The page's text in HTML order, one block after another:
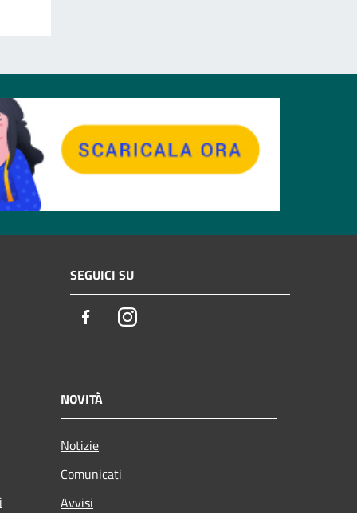
SEGUICI SU
FacebookInstagram
NOVITÀ
Notizie
Comunicati
Avvisi